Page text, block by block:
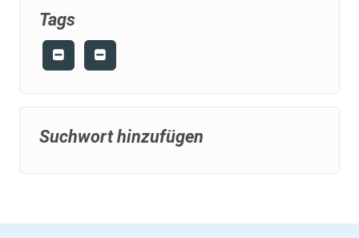
Tags
Suchwort hinzufügen